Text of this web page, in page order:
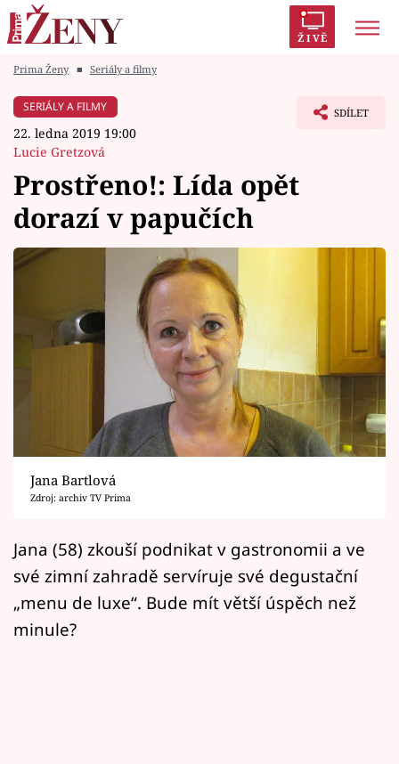
ŽIVĚ
Módní alarm
Témata
Celebrity
Vztahy
Horoskopy
Sledujte prima+
Filmový festival Karlovy Vary
Mámy sobě
Přihlášení
Prima Ženy ■ Seriály a filmy
SERIÁLY A FILMY
22. ledna 2019 19:00
Lucie Gretzová
SDÍLET
Prostřeno!: Lída opět
dorazí v papučích
Jana Bartlová
Zdroj: archiv TV Prima
Jana (58) zkouší podnikat v gastronomii a ve
své zimní zahradě servíruje své degustační
„menu de luxe“. Bude mít větší úspěch než
minule?